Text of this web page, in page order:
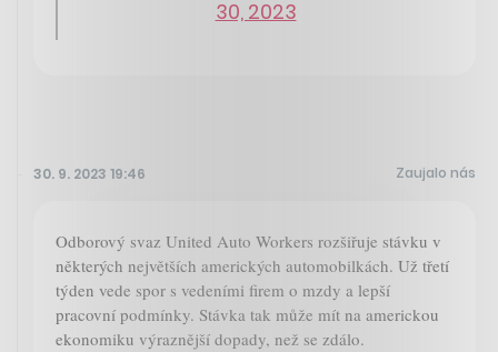
30, 2023
30. 9. 2023 19:46 Zaujalo nás
Odborový svaz United Auto Workers rozšiřuje stávku v
některých největších amerických automobilkách. Už třetí
týden vede spor s vedeními firem o mzdy a lepší
pracovní podmínky. Stávka tak může mít na americkou
ekonomiku výraznější dopady, než se zdálo.